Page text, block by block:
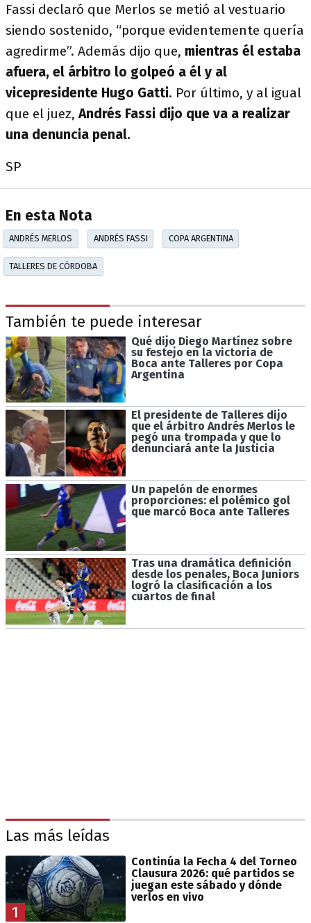
Fassi declaró que Merlos se metió al vestuario
siendo sostenido, “porque evidentemente quería
agredirme”. Además dijo que, mientras él estaba
afuera, el árbitro lo golpeó a él y al
vicepresidente Hugo Gatti. Por último, y al igual
que el juez,Andrés Fassi dijo que va a realizar
una denuncia penal.
SP
En esta Nota
ANDRÉS MERLOS ANDRÉS FASSI COPA ARGENTINA
TALLERES DE CÓRDOBA
También te puede interesar
Qué dijo Diego Martínez sobre
su festejo en la victoria de
Boca ante Talleres por Copa
Argentina
El presidente de Talleres dijo
que el árbitro Andrés Merlos le
pegó una trompada y que lo
denunciará ante la Justicia
Un papelón de enormes
proporciones: el polémico gol
que marcó Boca ante Talleres
Tras una dramática definición
desde los penales, Boca Juniors
logró la clasificación a los
cuartos de final
Las más leídas
1
Continúa la Fecha 4 del Torneo
Clausura 2026: qué partidos se
juegan este sábado y dónde
verlos en vivo